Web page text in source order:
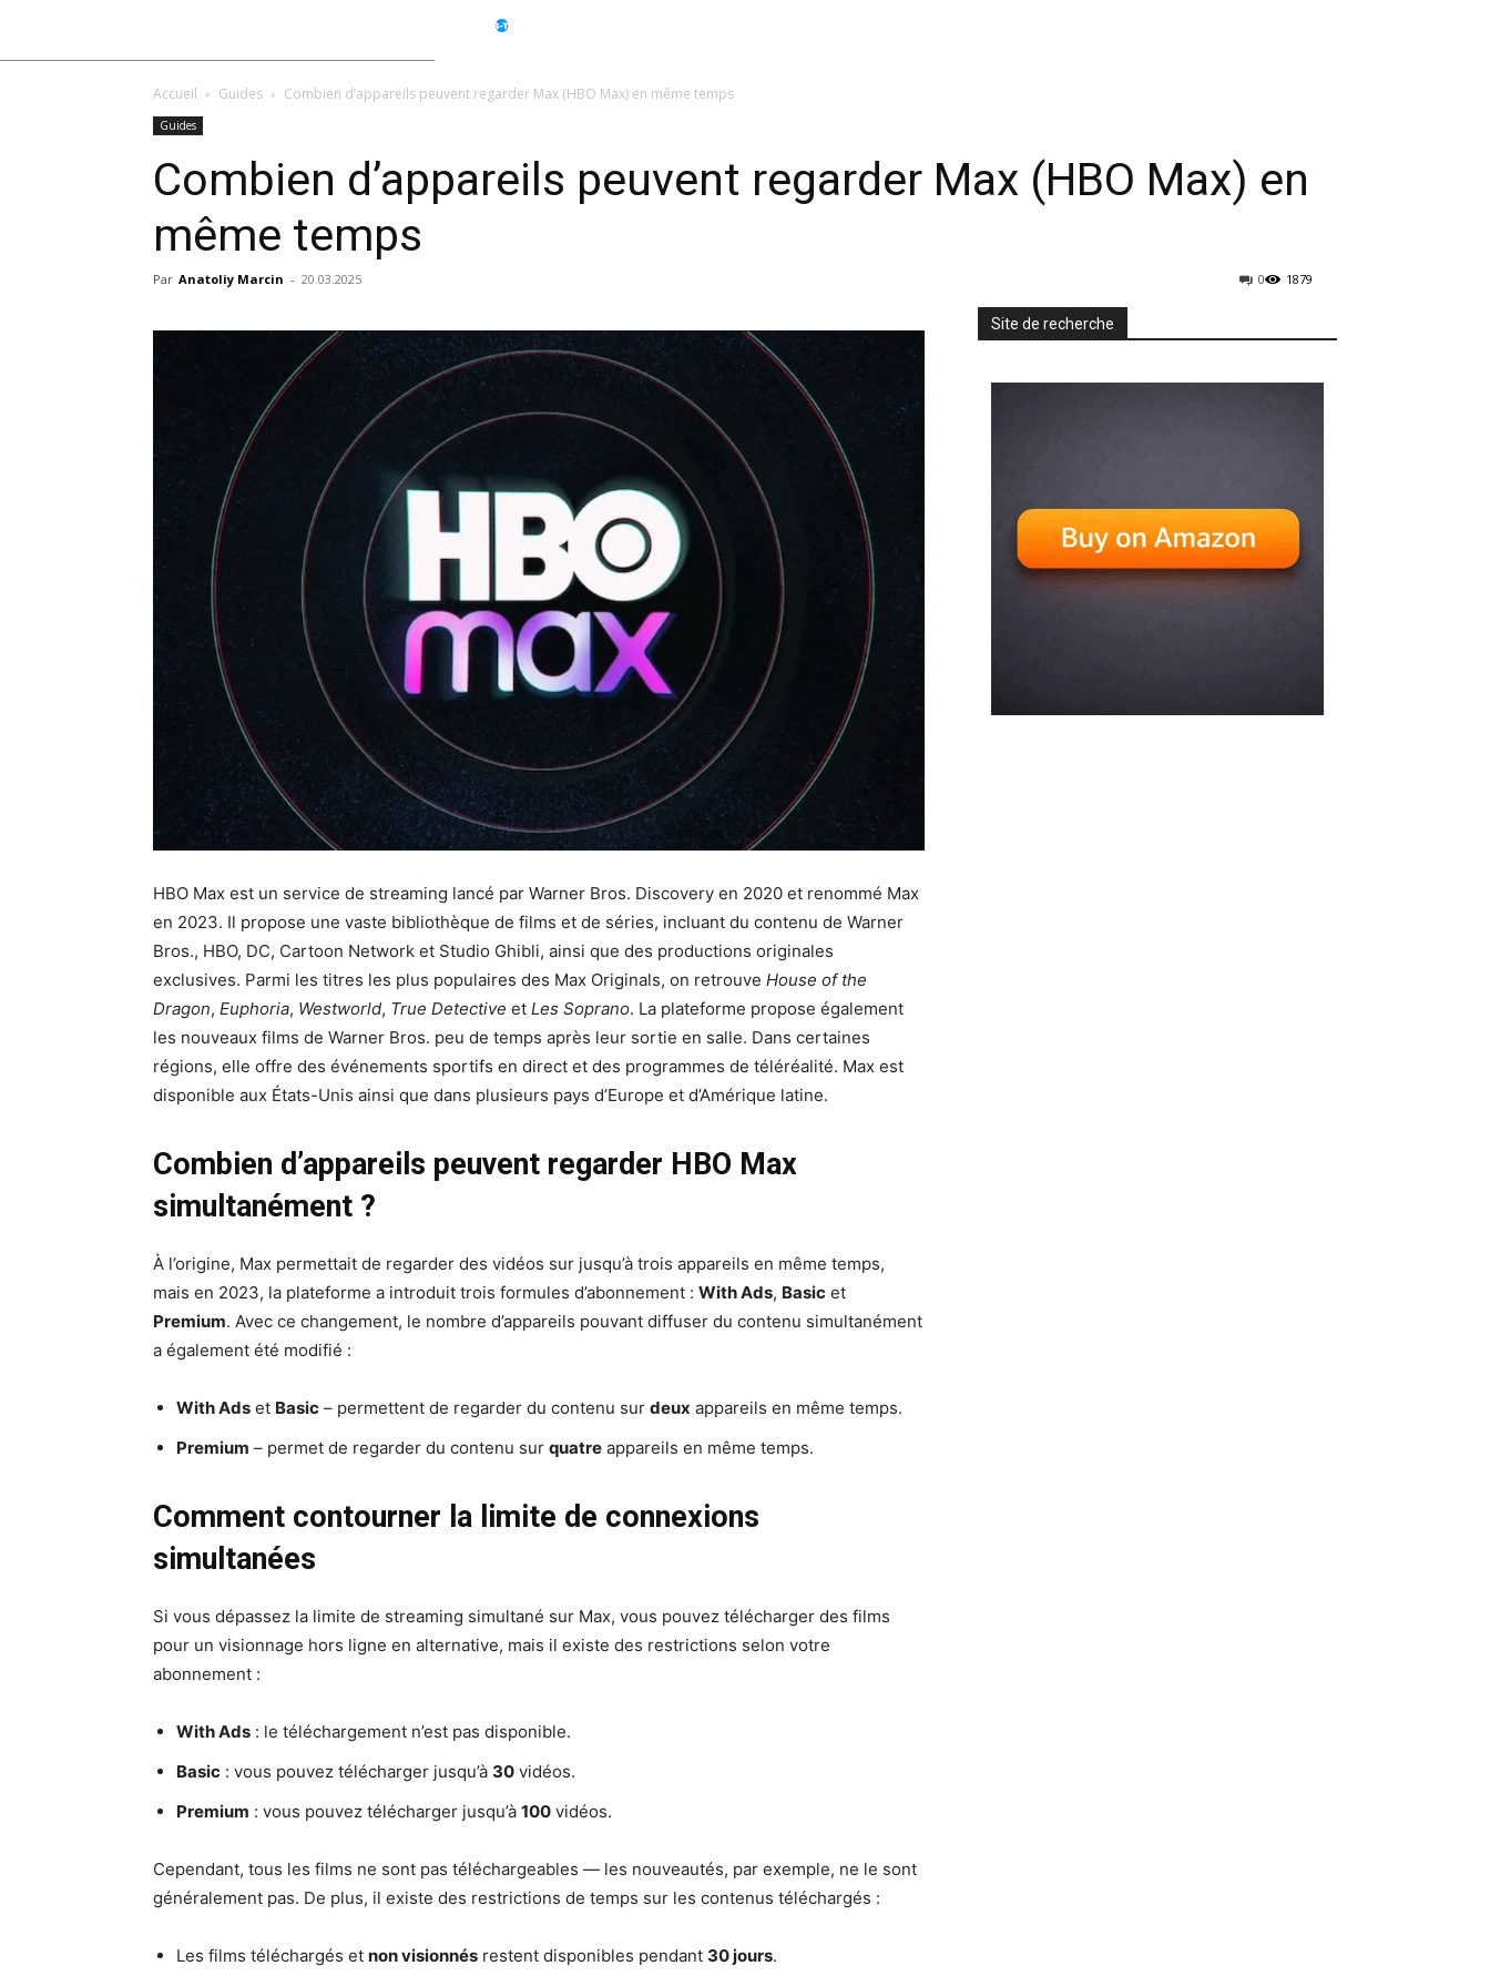
Accueil Guides Combien d’appareils peuvent regarder Max (HBO Max) en même temps
Guides
Combien d’appareils peuvent regarder Max (HBO Max) en
même temps
Par Anatoliy Marcin - 20.03.2025 1879
0
HBO Max est un service de streaming lancé par Warner Bros. Discovery en 2020 et renommé Max
en 2023. Il propose une vaste bibliothèque de films et de séries, incluant du contenu de Warner
Bros., HBO, DC, Cartoon Network et Studio Ghibli, ainsi que des productions originales
exclusives. Parmi les titres les plus populaires des Max Originals, on retrouve House of the
Dragon, Euphoria, Westworld, True Detective et Les Soprano. La plateforme propose également
les nouveaux films de Warner Bros. peu de temps après leur sortie en salle. Dans certaines
régions, elle offre des événements sportifs en direct et des programmes de téléréalité. Max est
disponible aux États-Unis ainsi que dans plusieurs pays d’Europe et d’Amérique latine.
Combien d’appareils peuvent regarder HBO Max
simultanément ?
À l’origine, Max permettait de regarder des vidéos sur jusqu’à trois appareils en même temps,
mais en 2023, la plateforme a introduit trois formules d’abonnement : With Ads, Basic et
Premium. Avec ce changement, le nombre d’appareils pouvant diffuser du contenu simultanément
a également été modifié :
With Ads et Basic – permettent de regarder du contenu sur deux appareils en même temps.
Premium – permet de regarder du contenu sur quatre appareils en même temps.
Comment contourner la limite de connexions
simultanées
Si vous dépassez la limite de streaming simultané sur Max, vous pouvez télécharger des films
pour un visionnage hors ligne en alternative, mais il existe des restrictions selon votre
abonnement :
With Ads : le téléchargement n’est pas disponible.
Basic : vous pouvez télécharger jusqu’à 30 vidéos.
Premium : vous pouvez télécharger jusqu’à 100 vidéos.
Cependant, tous les films ne sont pas téléchargeables — les nouveautés, par exemple, ne le sont
généralement pas. De plus, il existe des restrictions de temps sur les contenus téléchargés :
Les films téléchargés et non visionnés restent disponibles pendant 30 jours.
Site de recherche